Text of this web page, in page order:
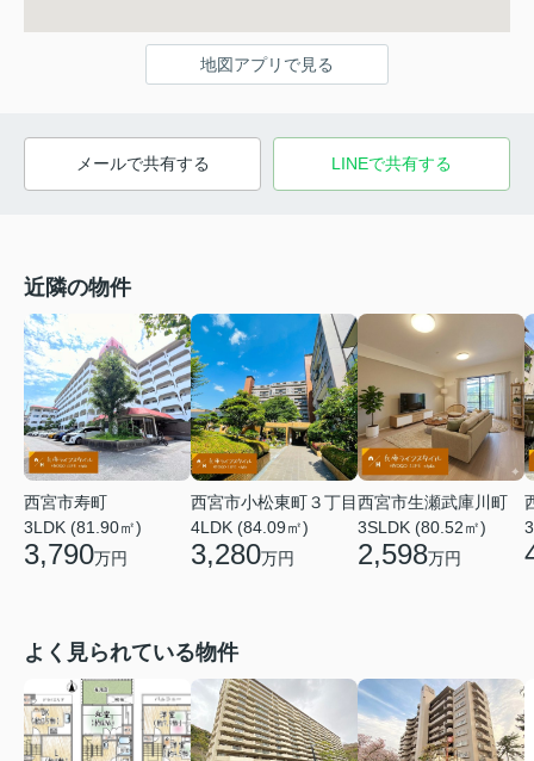
地図アプリで見る
メールで共有する LINEで共有する
近隣の物件
西宮市寿町
3LDK (81.90㎡)
3,790万円
西宮市小松東町３丁目
4LDK (84.09㎡)
3,280万円
西宮市生瀬武庫川町
3SLDK (80.52㎡)
2,598万円
よく見られている物件